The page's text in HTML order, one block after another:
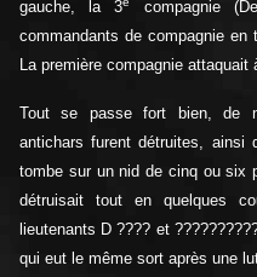
gauche, la 3
compagnie
commandants de compagnie
La première compagnie
Tout se passe fort bien, de
antichars furent détruites, ainsi
tombe sur un nid de cinq ou six
détruisait tout en quelques
lieutenants D ???? et
qui eut le même sort après une